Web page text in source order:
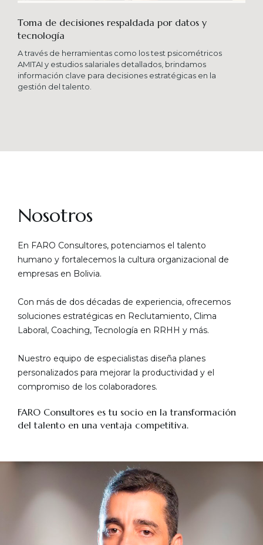
Toma de decisiones respaldada por datos y
tecnología​
A través de herramientas como los test psicométricos
AMITAI y estudios salariales detallados, brindamos
información clave para decisiones estratégicas en la
gestión del talento.
Nosotros
En FARO Consultores, potenciamos el talento
humano y fortalecemos la cultura organizacional de
empresas en Bolivia.
Con más de dos décadas de experiencia, ofrecemos
soluciones estratégicas en Reclutamiento, Clima
Laboral, Coaching, Tecnología en RRHH y más.
Nuestro equipo de especialistas diseña planes
personalizados para mejorar la productividad y el
compromiso de los colaboradores.
FARO Consultores es tu socio en la transformación
del talento en una ventaja competitiva.